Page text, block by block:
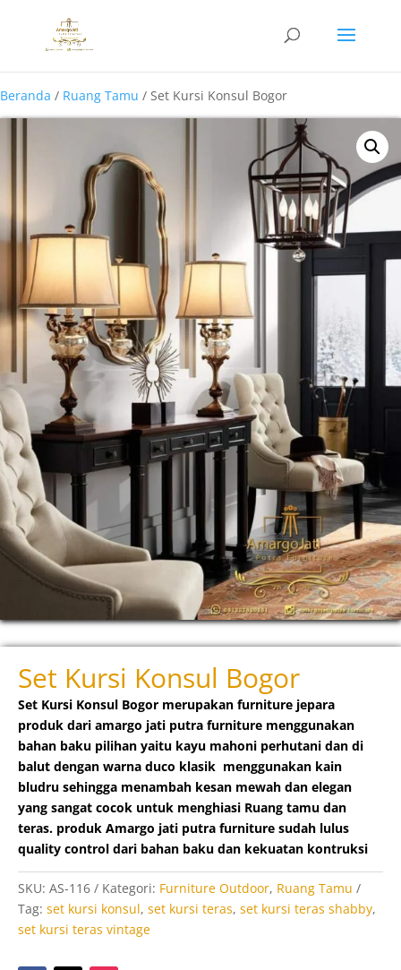
Beranda / Ruang Tamu / Set Kursi Konsul Bogor
Set Kursi Konsul Bogor
Set Kursi Konsul Bogor merupakan furniture jepara
produk dari amargo jati putra furniture menggunakan
bahan baku pilihan yaitu kayu mahoni perhutani dan di
balut dengan warna duco klasik menggunakan kain
bludru sehingga menambah kesan mewah dan elegan
yang sangat cocok untuk menghiasi Ruang tamu dan
teras. produk Amargo jati putra furniture sudah lulus
quality control dari bahan baku dan kekuatan kontruksi
SKU: AS-116 Kategori: Furniture Outdoor, Ruang Tamu
Tag: set kursi konsul, set kursi teras, set kursi teras shabby,
set kursi teras vintage